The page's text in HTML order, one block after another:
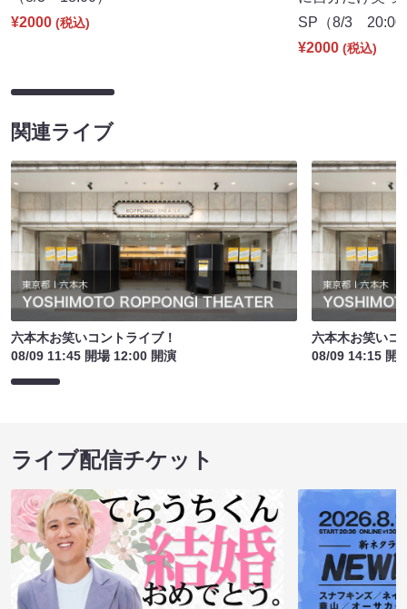
¥2000 (税込)
SP（8/3 20:00
¥2000 (税込)
関連ライブ
六本木お笑いコントライブ！
08/09 11:45 開場 12:00 開演
六本木お笑いコ
08/09 14:15 開
ライブ配信チケット